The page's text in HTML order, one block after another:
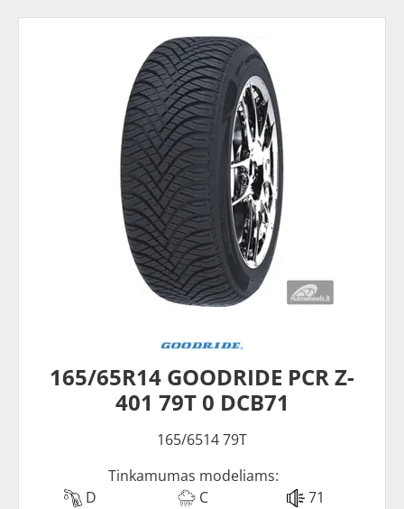
165/65R14 GOODRIDE PCR Z-
401 79T 0 DCB71
165/6514 79T
Tinkamumas modeliams:
D
C 71